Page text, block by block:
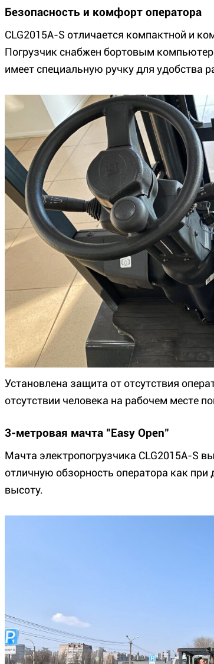
Безопасность и комфорт оператора
CLG2015A-S отличается компактной и
Погрузчик снабжен бортовым
имеет специальную ручку для удобства
Установлена защита от отсутствия
отсутствии человека на рабочем месте
3-метровая мачта "Easy Open"
Мачта электропогрузчика CLG2015A-S
отличную обзорность оператора как
высоту.